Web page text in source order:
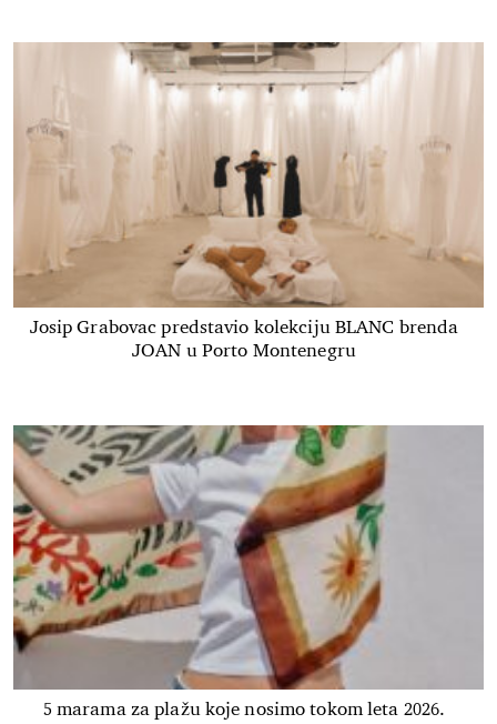
Josip Grabovac predstavio kolekciju BLANC brenda
JOAN u Porto Montenegru
5 marama za plažu koje nosimo tokom leta 2026.